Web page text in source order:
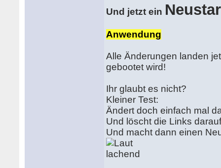
Und jetzt ein
Anwendung
Alle Änderungen landen
gebootet wird!
Ihr glaubt es nicht?
Kleiner Test:
Ändert doch einfach mal
Und löscht die Links
Und macht dann einen